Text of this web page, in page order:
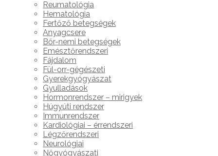
Reumatológia
Hematológia
Fertőző betegségek
Anyagcsere
Bőr-nemi betegségek
Emésztőrendszeri
Fájdalom
Fül-orr-gégészeti
Gyerekgyógyászat
Gyulladások
Hormonrendszer – mirigyek
Húgyúti rendszer
Immunrendszer
Kardiológiai – érrendszeri
Légzőrendszeri
Neurológiai
Nőgyógyászati